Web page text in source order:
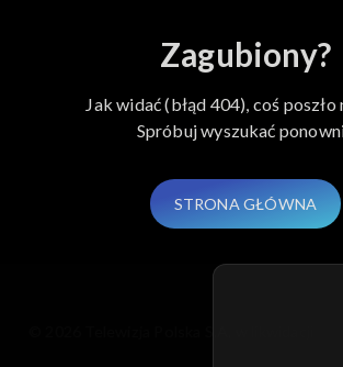
Zagubiony?
Jak widać (błąd 404), coś
Spróbuj wyszukać
STRONA GŁÓWNA